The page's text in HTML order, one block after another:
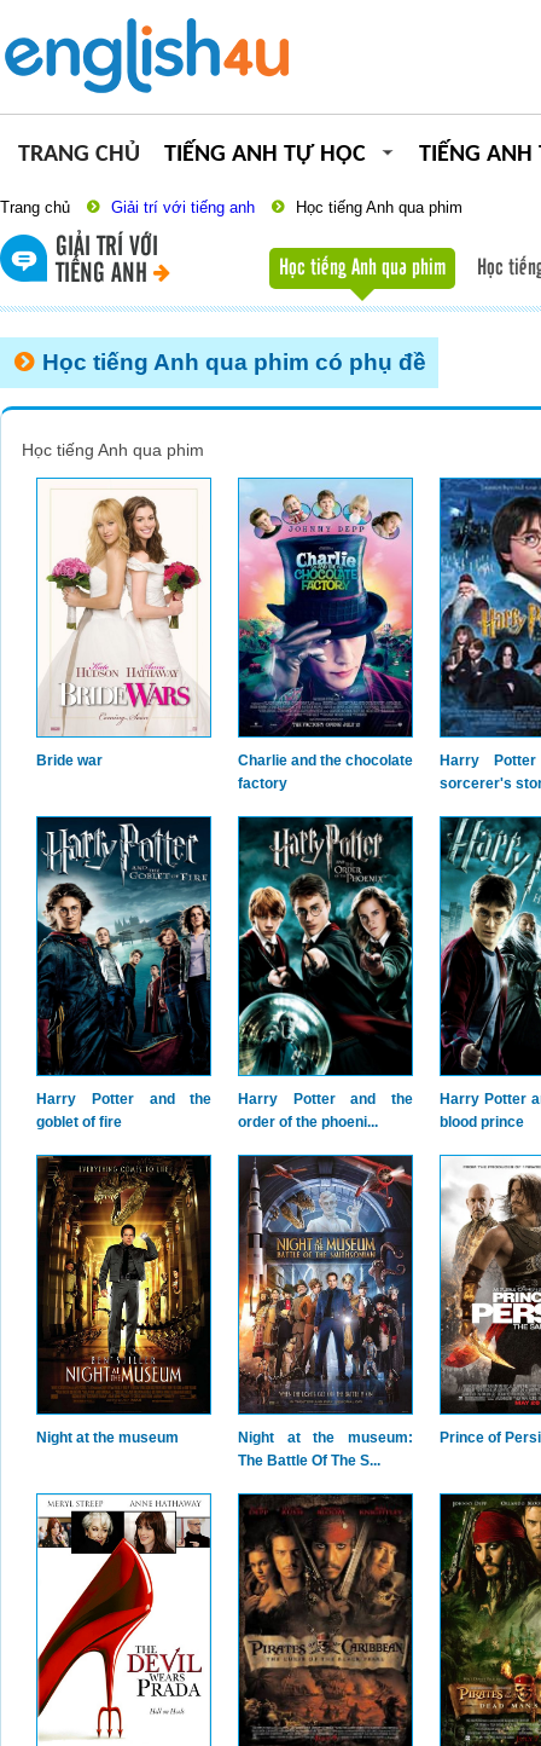
TRANG CHỦ TIẾNG ANH TỰ HỌC TIẾNG ANH
Trang chủ Giải trí với tiếng anh Học tiếng Anh qua phim
GIẢI TRÍ VỚI
TIẾNG ANH
Học tiếng Anh qua phim Học
Học tiếng Anh qua phim có phụ đề
Học tiếng Anh qua phim
Bride war
Charlie and the chocolate
factory
Harry
sorcerer's
Harry Potter and the
goblet of fire
Harry Potter and the
order of the phoeni...
Harry Potter
blood prince
Night at the museum
Night at the museum:
The Battle Of The S...
Prince of